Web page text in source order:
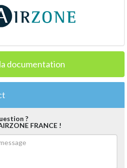
documentation
?
FRANCE !